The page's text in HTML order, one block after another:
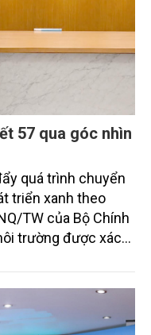
57 qua góc nhìn
quá trình chuyển
triển xanh theo
TW của Bộ Chính
trường được xác
cam kết bền vững
phát thải ròng